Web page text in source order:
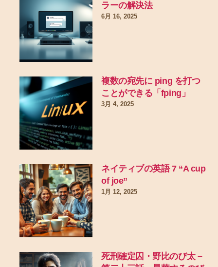
ラーの解決法
6月 16, 2025
複数の宛先に ping を打つ
ことができる「fping」
3月 4, 2025
ネイティブの英語 7 “A cup
of joe”
1月 12, 2025
死刑確定囚・野比のび太 –